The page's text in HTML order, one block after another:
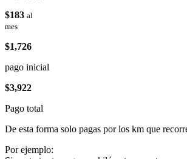
$183 al
mes
$1,726
pago inicial
$3,922
Pago total
De esta forma solo pagas por los km que
Por ejemplo: